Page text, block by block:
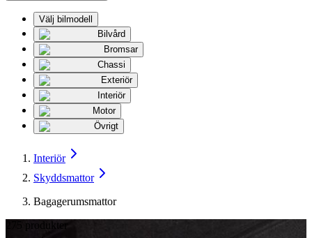
Välj bilmodell
Bilvård
Bromsar
Chassi
Exteriör
Interiör
Motor
Övrigt
Interiör
Skyddsmattor
Bagagerumsmattor
produkter